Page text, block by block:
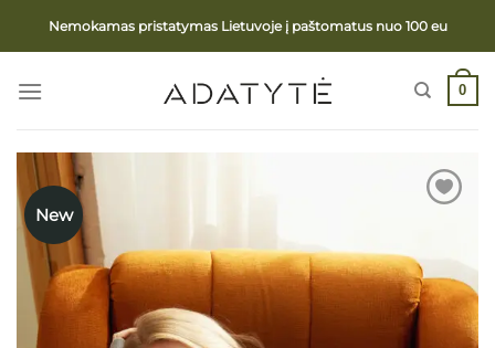
Nemokamas pristatymas Lietuvoje į paštomatus nuo 100 eu
0
New